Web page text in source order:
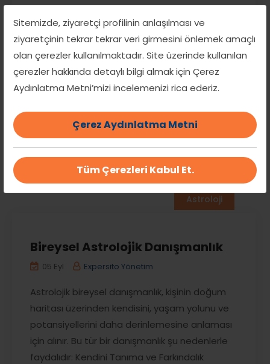
Sitemizde, ziyaretçi profilinin anlaşılması ve
ziyaretçinin tekrar tekrar veri girmesini önlemek amaçlı
olan çerezler kullanılmaktadır. Site üzerinde kullanılan
çerezler hakkında detaylı bilgi almak için Çerez
Aydınlatma Metni’mizi incelemenizi rica ederiz.
Çerez Aydınlatma Metni
Tüm Çerezleri Kabul Et.
olarak modern teknikler ve matematiksel
hassasiyetle çalışan, 20. yüzyılın başında
Alman astrolog Alfred Witte tarafından
geliştirilmiş bir astroloji sistemidir. “Hamburg
Alman Okulu” olarak da bilinir. Bu sistem, klasik
gezegenlerin yanı sıra varsayımsal (hayali)
dial gibi özel teknikler kullanarak, olayların [...]
Devamını oku
Astroloji
Bireysel Astrolojik Danışmanlık
05 Eyl Expersito Yönetim
Astrolojik bireysel danışmanlık, kişinin doğum
haritası üzerinden kendisini, yaşam yolunu ve
potansiyellerini daha derinlemesine anlaması
için alınır. Bu tür bir danışmanlık şu nedenlerle
faydalıdır: Kendini Tanıma ve Farkındalık